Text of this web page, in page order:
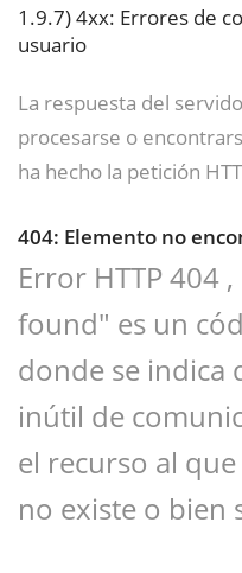
1.9.7)4xx: Errores de
usuario
La respuesta del
procesarse o
ha hecho la petición
404: Elemento no
Error HTTP 404
found" es un
donde se indica
inútil de
el recurso al
no existe o bien